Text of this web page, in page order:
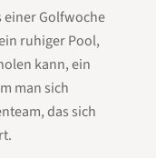
einer Golfwoche
ruhiger Pool,
kann, ein
man sich
das sich